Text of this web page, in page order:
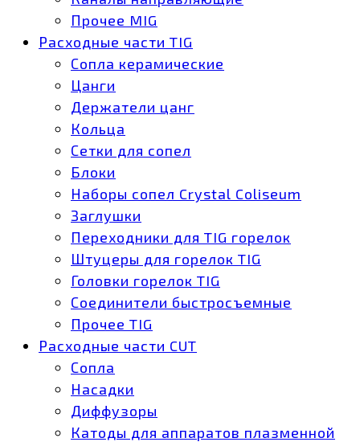
Прочее MIG
Расходные части TIG
Сопла керамические
Цанги
Держатели цанг
Кольца
Сетки для сопел
Блоки
Наборы сопел Crystal Coliseum
Заглушки
Переходники для TIG горелок
Штуцеры для горелок TIG
Головки горелок TIG
Соединители быстросъемные
Прочее TIG
Расходные части CUT
Сопла
Насадки
Диффузоры
Катоды для аппаратов плазменной